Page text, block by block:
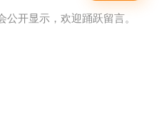
开显示，欢迎踊跃留言。